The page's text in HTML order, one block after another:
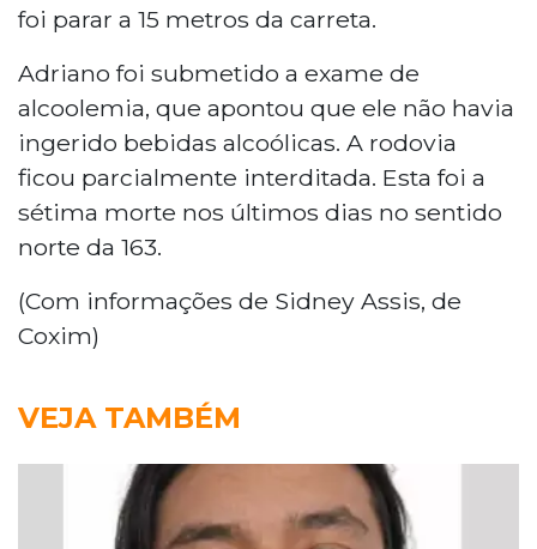
foi parar a 15 metros da carreta.
Adriano foi submetido a exame de
alcoolemia, que apontou que ele não havia
ingerido bebidas alcoólicas. A rodovia
ficou parcialmente interditada. Esta foi a
sétima morte nos últimos dias no sentido
norte da 163.
(Com informações de Sidney Assis, de
Coxim)
VEJA TAMBÉM